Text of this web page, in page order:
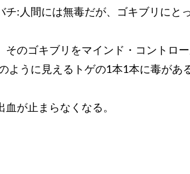
チ:人間には無毒だが、ゴキブリにと
そのゴキブリをマインド・コントロー
ように見えるトゲの1本1本に毒があ
が止まらなくなる。